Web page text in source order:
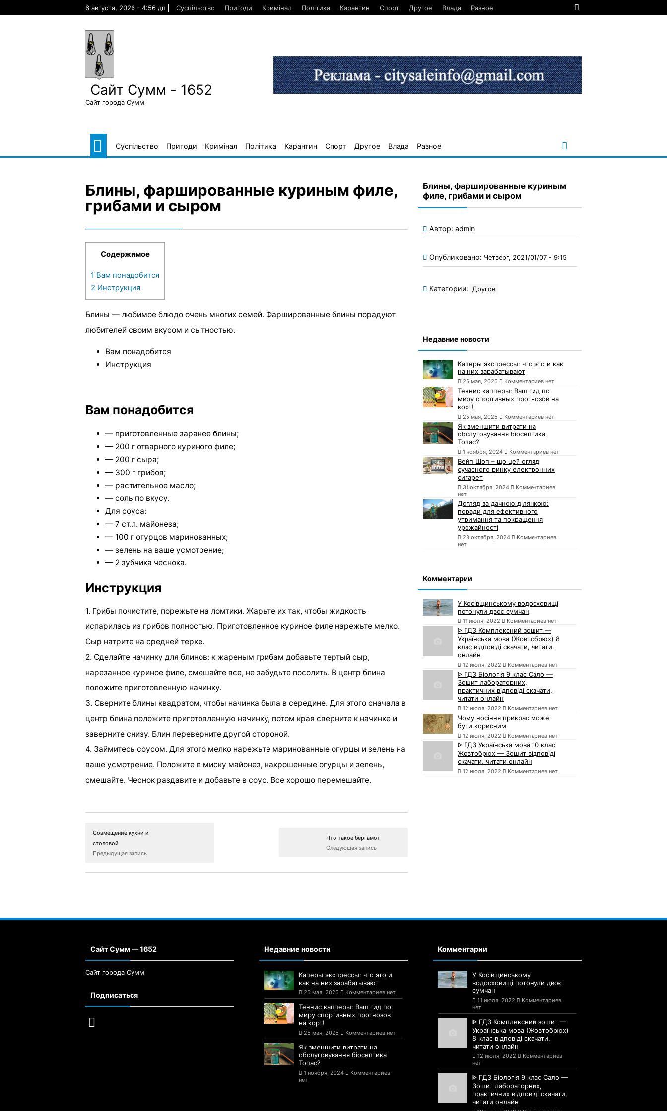
6 августа, 2026 - 4:56 дп Суспільство Пригоди Кримінал Політика Карантин Спорт Другое Влада Разное
Сайт Сумм - 1652
Сайт города Сумм
Суспільство Пригоди Кримінал Політика Карантин Спорт Другое Влада Разное
Блины, фаршированные куриным филе,
грибами и сыром
Содержимое
1 Вам понадобится
2 Инструкция
Блины — любимое блюдо очень многих семей. Фаршированные блины порадуют
любителей своим вкусом и сытностью.
Вам понадобится
Инструкция
Вам понадобится
— приготовленные заранее блины;
— 200 г отварного куриного филе;
— 200 г сыра;
— 300 г грибов;
— растительное масло;
— соль по вкусу.
Для соуса:
— 7 ст.л. майонеза;
— 100 г огурцов маринованных;
— зелень на ваше усмотрение;
— 2 зубчика чеснока.
Инструкция
1. Грибы почистите, порежьте на ломтики. Жарьте их так, чтобы жидкость
испарилась из грибов полностью. Приготовленное куриное филе нарежьте мелко.
Сыр натрите на средней терке.
2. Сделайте начинку для блинов: к жареным грибам добавьте тертый сыр,
нарезанное куриное филе, смешайте все, не забудьте посолить. В центр блина
положите приготовленную начинку.
3. Сверните блины квадратом, чтобы начинка была в середине. Для этого сначала в
центр блина положите приготовленную начинку, потом края сверните к начинке и
заверните снизу. Блин переверните другой стороной.
4. Займитесь соусом. Для этого мелко нарежьте маринованные огурцы и зелень на
ваше усмотрение. Положите в миску майонез, накрошенные огурцы и зелень,
смешайте. Чеснок раздавите и добавьте в соус. Все хорошо перемешайте.
Совмещение кухни и
столовой
Предыдущая запись
Что такое бергамот
Следующая запись
Блины, фаршированные куриным
филе, грибами и сыром
Автор: admin
Опубликовано: Четверг, 2021/01/07 - 9:15
Категории: Другое
Недавние новости
Каперы экспрессы: что это и как
на них зарабатывают
25 мая, 2025 Комментариев нет
Теннис капперы: Ваш гид по
миру спортивных прогнозов на
корт!
25 мая, 2025 Комментариев нет
Як зменшити витрати на
обслуговування біосептика
Топас?
1 ноября, 2024 Комментариев нет
Вейп Шоп – що це? огляд
сучасного ринку електронних
сигарет
31 октября, 2024
Комментариев
нет
Догляд за дачною ділянкою:
поради для ефективного
утримання та покращення
урожайності
23 октября, 2024
Комментариев
нет
Комментарии
У Косівщинському водосховищі
потонули двоє сумчан
11 июля, 2022 Комментариев нет
ᐈ ГДЗ Комплексний зошит —
Українська мова (Жовтобрюх) 8
клас відповіді скачати, читати
онлайн
12 июля, 2022 Комментариев нет
ᐈ ГДЗ Біологія 9 клас Сало —
Зошит лабораторних,
практичних відповіді скачати,
читати онлайн
12 июля, 2022 Комментариев нет
Чому носіння прикрас може
бути корисним
12 июля, 2022 Комментариев нет
ᐈ ГДЗ Українська мова 10 клас
Жовтобрюх — Зошит відповіді
скачати, читати онлайн
12 июля, 2022 Комментариев нет
Сайт Сумм — 1652
Сайт города Сумм
Подписаться
Недавние новости
Каперы экспрессы: что это и
как на них зарабатывают
25 мая, 2025 Комментариев нет
Теннис капперы: Ваш гид по
миру спортивных прогнозов
на корт!
25 мая, 2025 Комментариев нет
Як зменшити витрати на
обслуговування біосептика
Топас?
1 ноября, 2024
Комментариев
нет
Комментарии
У Косівщинському
водосховищі потонули двоє
сумчан
11 июля, 2022
Комментариев
нет
ᐈ ГДЗ Комплексний зошит —
Українська мова (Жовтобрюх)
8 клас відповіді скачати,
читати онлайн
12 июля, 2022
Комментариев
нет
ᐈ ГДЗ Біологія 9 клас Сало —
Зошит лабораторних,
практичних відповіді скачати,
читати онлайн